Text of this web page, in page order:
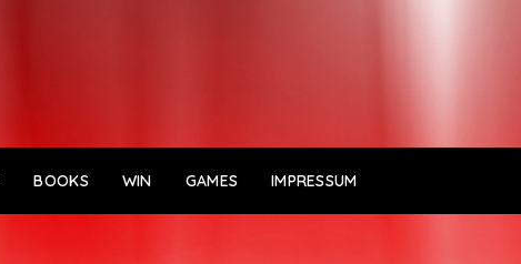
BOOKS WIN GAMES IMPRESSUM